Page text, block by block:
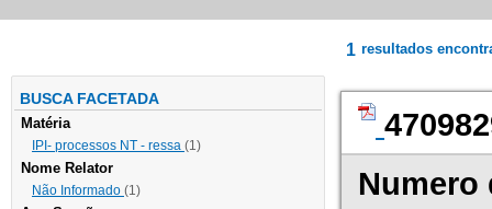
BUSCA FACETADA
Matéria
IPI- processos NT - ressa (1)
Nome Relator
Não Informado (1)
1 resultados
Numero